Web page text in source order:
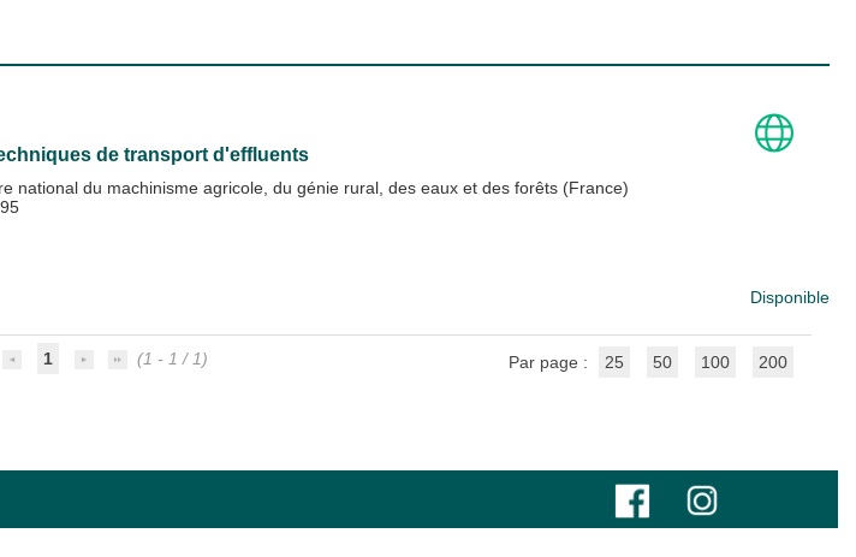
de transport d'effluents
national du machinisme agricole, du génie rural, des eaux et des forêts (France)
Disponible
1 (1 - 1 / 1) Par page : 25 50 100 200